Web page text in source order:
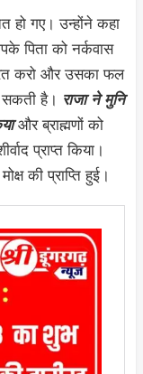
हो गए। उन्होंने कहा
पिता को नर्कवास
करो और उसका फल
सकती है। राजा ने मुनि
और ब्राह्मणों को
प्राप्त किया।
की प्राप्ति हुई।